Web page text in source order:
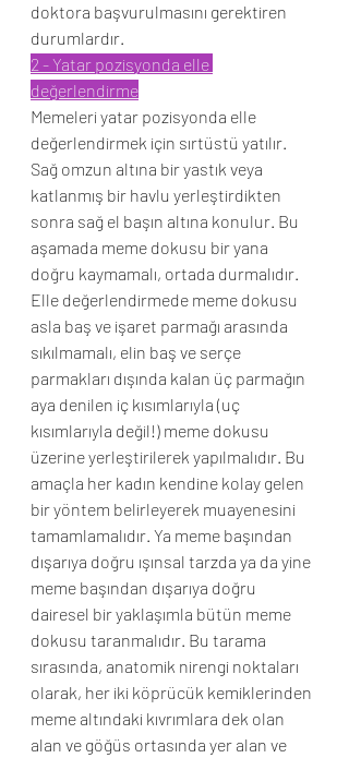
doktora başvurulmasını gerektiren
durumlardır.
2 - Yatar pozisyonda elle
değerlendirme
Memeleri yatar pozisyonda elle
değerlendirmek için sırtüstü yatılır.
Sağ omzun altına bir yastık veya
katlanmış bir havlu yerleştirdikten
sonra sağ el başın altına konulur. Bu
aşamada meme dokusu bir yana
doğru kaymamalı, ortada durmalıdır.
Elle değerlendirmede meme dokusu
asla baş ve işaret parmağı arasında
sıkılmamalı, elin baş ve serçe
parmakları dışında kalan üç parmağın
aya denilen iç kısımlarıyla (uç
kısımlarıyla değil!) meme dokusu
üzerine yerleştirilerek yapılmalıdır. Bu
amaçla her kadın kendine kolay gelen
bir yöntem belirleyerek muayenesini
tamamlamalıdır. Ya meme başından
dışarıya doğru ışınsal tarzda ya da yine
meme başından dışarıya doğru
dairesel bir yaklaşımla bütün meme
dokusu taranmalıdır. Bu tarama
sırasında, anatomik nirengi noktaları
olarak, her iki köprücük kemiklerinden
meme altındaki kıvrımlara dek olan
alan ve göğüs ortasında yer alan ve